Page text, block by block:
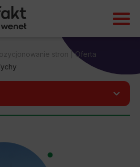
stron | Oferta